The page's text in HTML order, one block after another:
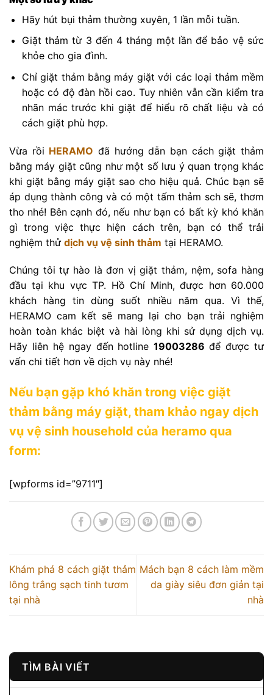
TÌM BÀI VIẾT
Hãy hút bụi thảm thường xuyên, 1 lần mỗi tuần.
Giặt thảm từ 3 đến 4 tháng một lần để bảo vệ sức
khỏe cho gia đình.
Chỉ giặt thảm bằng máy giặt với các loại thảm mềm
hoặc có độ đàn hồi cao. Tuy nhiên vẫn cần kiểm tra
nhãn mác trước khi giặt để hiểu rõ chất liệu và có
cách giặt phù hợp.
Vừa rồi HERAMO đã hướng dẫn bạn cách giặt thảm
bằng máy giặt cũng như một số lưu ý quan trọng khác
khi giặt bằng máy giặt sao cho hiệu quả. Chúc bạn sẽ
áp dụng thành công và có một tấm thảm sch sẽ, thơm
tho nhé! Bên cạnh đó, nếu như bạn có bất kỳ khó khăn
gì trong việc thực hiện cách trên, bạn có thể trải
nghiệm thử dịch vụ vệ sinh thảm tại HERAMO.
Chúng tôi tự hào là đơn vị giặt thảm, nệm, sofa hàng
đầu tại khu vực TP. Hồ Chí Minh, được hơn 60.000
khách hàng tin dùng suốt nhiều năm qua. Vì thế,
HERAMO cam kết sẽ mang lại cho bạn trải nghiệm
hoàn toàn khác biệt và hài lòng khi sử dụng dịch vụ.
Hãy liên hệ ngay đến hotline19003286để được tư
vấn chi tiết hơn về dịch vụ này nhé!
Nếu bạn gặp khó khăn trong việc giặt
thảm bằng máy giặt, tham khảo ngay dịch
vụ vệ sinh household của heramo qua
form:
[wpforms id=”9711″]
Khám phá 8 cách giặt thảm
lông trắng sạch tinh tươm
tại nhà
Mách bạn 8 cách làm mềm
da giày siêu đơn giản tại
nhà